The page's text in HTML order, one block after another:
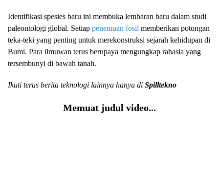
Identifikasi spesies baru ini membuka lembaran baru dalam studi
paleontologi global. Setiap penemuan fosil memberikan potongan
teka-teki yang penting untuk merekonstruksi sejarah kehidupan di
Bumi. Para ilmuwan terus berupaya mengungkap rahasia yang
tersembunyi di bawah tanah.
Ikuti terus berita teknologi lainnya hanya di Spilltekno
Memuat judul video...